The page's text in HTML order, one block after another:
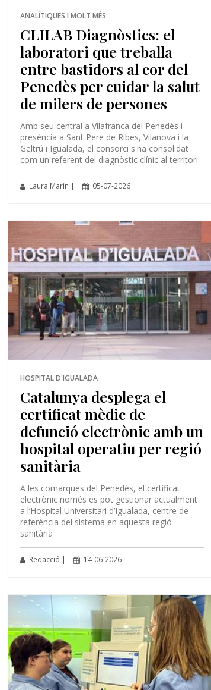
ANALÍTIQUES I MOLT MÉS
CLILAB Diagnòstics: el
laboratori que treballa
entre bastidors al cor del
Penedès per cuidar la salut
de milers de persones
Amb seu central a Vilafranca del Penedès i
presència a Sant Pere de Ribes, Vilanova i la
Geltrú i Igualada, el consorci s'ha consolidat
com un referent del diagnòstic clínic al territori
Laura Marín | 05-07-2026
HOSPITAL D'IGUALADA
Catalunya desplega el
certificat mèdic de
defunció electrònic amb un
hospital operatiu per regió
sanitària
A les comarques del Penedès, el certificat
electrònic només es pot gestionar actualment
a l’Hospital Universitari d’Igualada, centre de
referència del sistema en aquesta regió
sanitària
Redacció | 14-06-2026